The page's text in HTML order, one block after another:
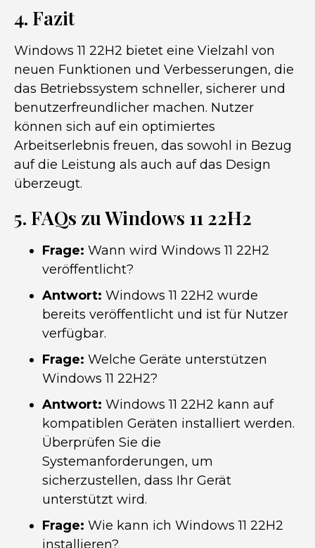
4. Fazit
Windows 11 22H2 bietet eine Vielzahl von
neuen Funktionen und Verbesserungen, die
das Betriebssystem schneller, sicherer und
benutzerfreundlicher machen. Nutzer
können sich auf ein optimiertes
Arbeitserlebnis freuen, das sowohl in Bezug
auf die Leistung als auch auf das Design
überzeugt.
5. FAQs zu Windows 11 22H2
Frage: Wann wird Windows 11 22H2
veröffentlicht?
Antwort: Windows 11 22H2 wurde
bereits veröffentlicht und ist für Nutzer
verfügbar.
Frage: Welche Geräte unterstützen
Windows 11 22H2?
Antwort: Windows 11 22H2 kann auf
kompatiblen Geräten installiert werden.
Überprüfen Sie die
Systemanforderungen, um
sicherzustellen, dass Ihr Gerät
unterstützt wird.
Frage: Wie kann ich Windows 11 22H2
installieren?